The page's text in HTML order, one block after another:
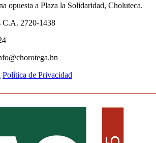
opuesta a Plaza la Solidaridad, Choluteca.
C.A. 2720-1438
Política de Privacidad